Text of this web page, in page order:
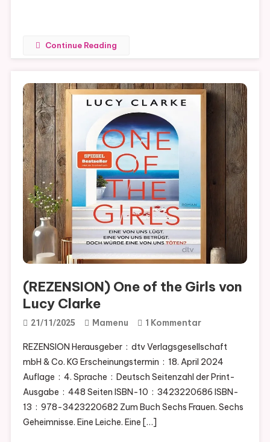
Continue Reading
(REZENSION) One of the Girls von
Lucy Clarke
21/11/2025 Mamenu 1 KommentarZu
One
Of
The
Girls
Von
REZENSION Herausgeber ‏ : ‎ dtv Verlagsgesellschaft
mbH & Co. KG Erscheinungstermin ‏ : ‎ 18. April 2024
Auflage ‏ : ‎ 4. Sprache ‏ : ‎ Deutsch Seitenzahl der Print-
Ausgabe ‏ : ‎ 448 Seiten ISBN-10 ‏ : ‎ 3423220686 ISBN-
13 ‏ : ‎ 978-3423220682 Zum Buch Sechs Frauen. Sechs
Geheimnisse. Eine Leiche. Eine […]